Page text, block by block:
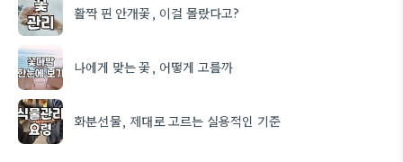
활짝 핀 안개꽃, 이걸 몰랐다고?
나에게 맞는 꽃, 어떻게 고를까
화분선물, 제대로 고르는 실용적인 기준